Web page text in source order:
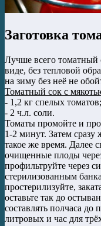
Заготовка
Лучше всего томатный
виде, без тепловой
на зиму без неё не
Томатный сок с
- 1,2 кг спелых томатов;
- 2 ч.л. соли.
Томаты промойте и
1-2 минут. Затем
такое же время. Далее
очищенные плоды
профильтруйте через
стерилизованным
простерилизуйте,
оставьте так до
составлять полчаса
литровых и час для